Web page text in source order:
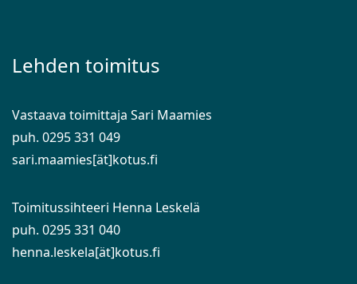
toiseen
Lehden toimitus
Vastaava toimittaja Sari Maamies
puh. 0295 331 049
sari.maamies[ät]kotus.fi
Toimitussihteeri Henna Leskelä
puh. 0295 331 040
henna.leskela[ät]kotus.fi